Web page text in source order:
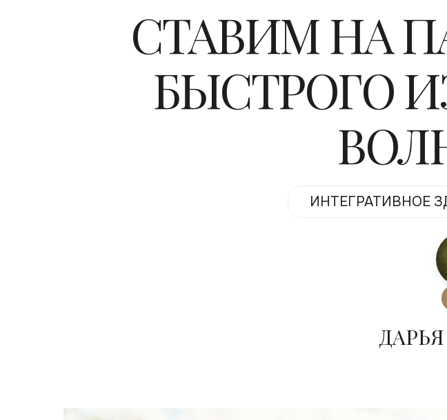
СТАВИМ НА
БЫСТРОГО
ИНТЕГРАТИВНОЕ